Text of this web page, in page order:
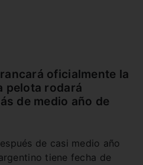
oficialmente la
pelota rodará
de medio año de
de casi medio año
tiene fecha de